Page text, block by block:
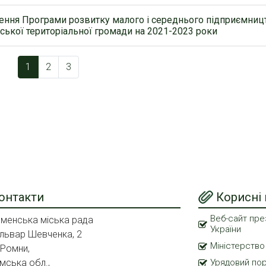
Програми розвитку малого і середнього
територіальної громади на 2021-2023 роки
1 2 3
міська рада
Шевченка, 2
обл.,
Веб-сайт
України
Урядовий